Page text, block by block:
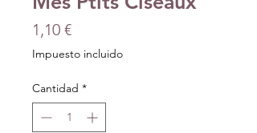
1,10 €Precio
Impuesto incluido
Cantidad *